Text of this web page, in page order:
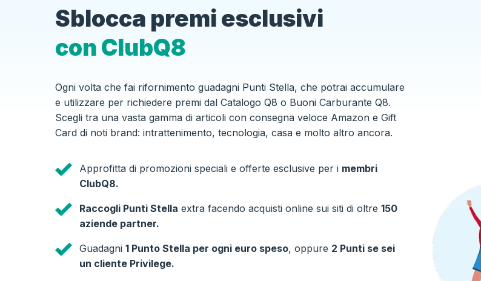
Sblocca premi esclusivi
con ClubQ8
Ogni volta che fai rifornimento guadagni Punti Stella, che potrai accumulare
e utilizzare per richiedere premi dal Catalogo Q8 o Buoni Carburante Q8.
Scegli tra una vasta gamma di articoli con consegna veloce Amazon e Gift
Card di noti brand: intrattenimento, tecnologia, casa e molto altro ancora.
Approfitta di promozioni speciali e offerte esclusive per i membri
ClubQ8.
Raccogli Punti Stella extra facendo acquisti online sui siti di oltre 150
aziende partner.
Guadagni 1 Punto Stella per ogni euro speso, oppure 2 Punti se sei
un cliente Privilege.